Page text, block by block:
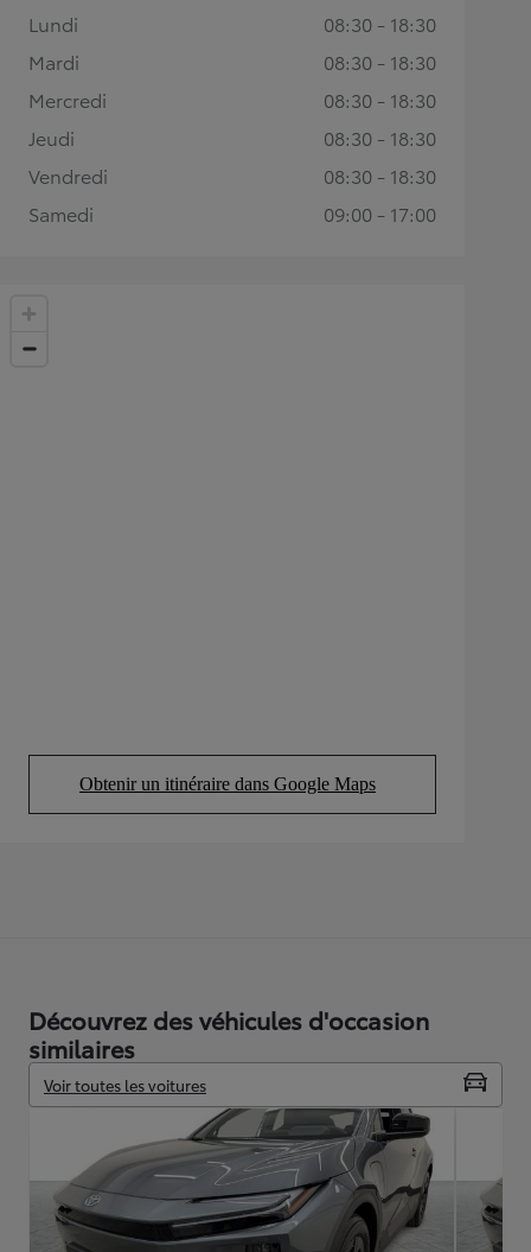
Obtenir un itinéraire dans Google Maps
(Opens in new tab)
Lundi
08:30 - 18:30
Mardi
08:30 - 18:30
Mercredi
08:30 - 18:30
Jeudi
08:30 - 18:30
Vendredi
08:30 - 18:30
Samedi
09:00 - 17:00
Découvrez des véhicules d'occasion
similaires
Voir toutes les voitures